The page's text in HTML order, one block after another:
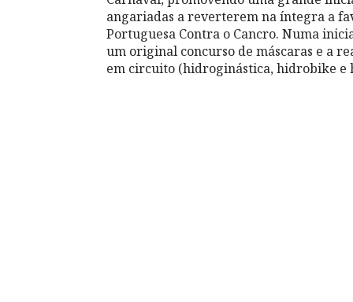
angariadas a reverterem na íntegra a
Portuguesa Contra o Cancro. Numa
um original concurso de máscaras e a
em circuito (hidroginástica, hidrobike e